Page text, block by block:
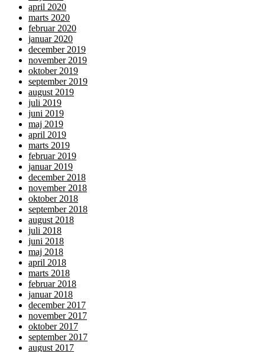
april 2020
marts 2020
februar 2020
januar 2020
december 2019
november 2019
oktober 2019
september 2019
august 2019
juli 2019
juni 2019
maj 2019
april 2019
marts 2019
februar 2019
januar 2019
december 2018
november 2018
oktober 2018
september 2018
august 2018
juli 2018
juni 2018
maj 2018
april 2018
marts 2018
februar 2018
januar 2018
december 2017
november 2017
oktober 2017
september 2017
august 2017